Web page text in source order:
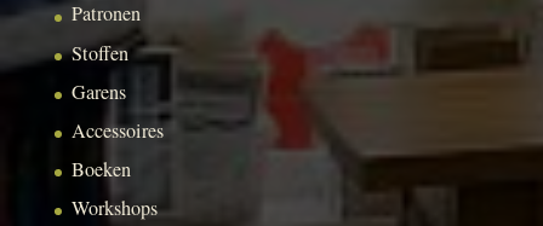
Patronen
Stoffen
Garens
Accessoires
Boeken
Workshops